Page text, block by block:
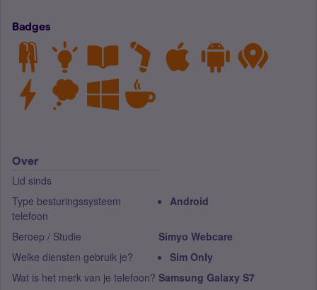
Badges
Over
Lid sinds
Type besturingssysteem
telefoon
Android
Beroep / Studie
Simyo Webcare
Welke diensten gebruik je?
Sim Only
Wat is het merk van je telefoon? Samsung Galaxy S7